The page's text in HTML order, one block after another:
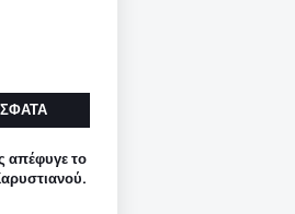
απέφυγε το